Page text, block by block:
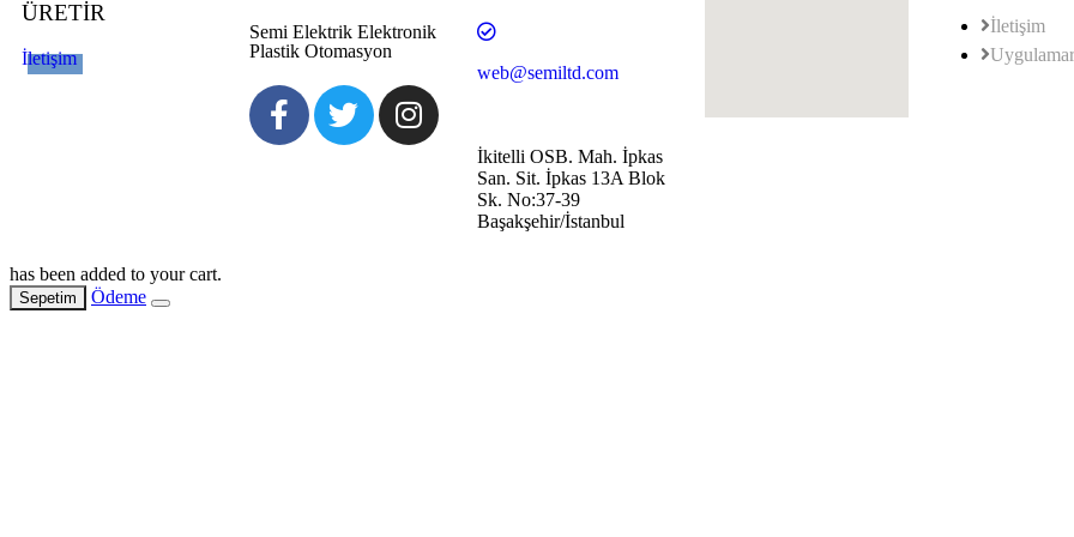
ÜRETİR
İletişim
Semi Elektrik Elektronik
Plastik Otomasyon
web@semiltd.com
İkitelli OSB. Mah. İpkas
San. Sit. İpkas 13A Blok
Sk. No:37-39
Başakşehir/İstanbul
İletişim
has been added to your cart.
Sepetim Ödeme